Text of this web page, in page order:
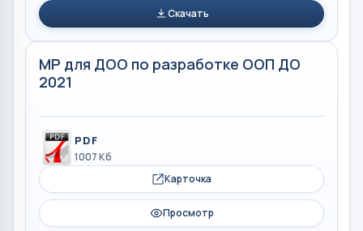
Скачать
МР для ДОО по разработке ООП ДО
2021
PDF
1007 Кб
Карточка
Просмотр